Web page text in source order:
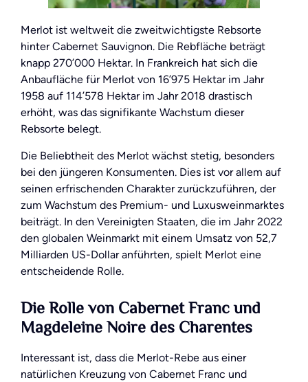
Merlot ist weltweit die zweitwichtigste Rebsorte
hinter Cabernet Sauvignon. Die Rebfläche beträgt
knapp 270’000 Hektar. In Frankreich hat sich die
Anbaufläche für Merlot von 16’975 Hektar im Jahr
1958 auf 114’578 Hektar im Jahr 2018 drastisch
erhöht, was das signifikante Wachstum dieser
Rebsorte belegt.
Die Beliebtheit des Merlot wächst stetig, besonders
bei den jüngeren Konsumenten. Dies ist vor allem auf
seinen erfrischenden Charakter zurückzuführen, der
zum Wachstum des Premium- und Luxusweinmarktes
beiträgt. In den Vereinigten Staaten, die im Jahr 2022
den globalen Weinmarkt mit einem Umsatz von 52,7
Milliarden US-Dollar anführten, spielt Merlot eine
entscheidende Rolle.
Die Rolle von Cabernet Franc und
Magdeleine Noire des Charentes
Interessant ist, dass die Merlot-Rebe aus einer
natürlichen Kreuzung von Cabernet Franc und